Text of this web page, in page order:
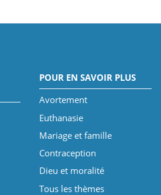
POUR EN SAVOIR PLUS
Avortement
Euthanasie
Mariage et famille
Contraception
Dieu et moralité
Tous les thèmes